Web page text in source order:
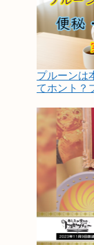
プルーンは
てホント？